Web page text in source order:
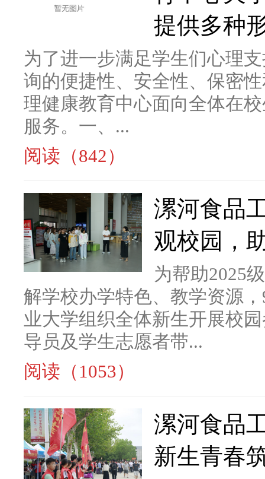
提供多种
为了进一步满足学生们心理
询的便捷性、安全性、保密
理健康教育中心面向全体在
服务。一、...
阅读（842）
漯河食品
观校园，
为帮助2025
解学校办学特色、教学资源
业大学组织全体新生开展校
导员及学生志愿者带...
阅读（1053）
漯河食品
新生青春